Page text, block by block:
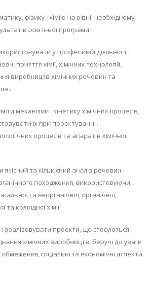
фізику і хімію на рівні, необхідному
освітньої програми.
у професійній діяльності
поняття хімії, хімічних технологій,
виробництв хімічних речовин та
механізми і кінетику хімічних процесів,
їх при проектуванні і
процесів та апаратів хімічної
та кількісний аналіз речовин
походження, використовуючи
та неорганічної, органічної,
та колоїдної хімії.
реалізовувати проекти, що стосуються
хімічних виробництв, беручі до уваги
обмеження, соціальні та економічні аспекти